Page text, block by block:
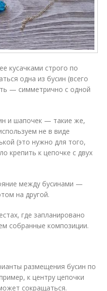
кусачками строго по
одна из бусин (всего
— симметрично с одной
и шапочек — такие же,
не в виде
(это нужно для того,
крепить к цепочке с двух
между бусинами —
на другой.
где запланировано
собранные композиции.
размещения бусин по
к центру цепочки
сокращаться.